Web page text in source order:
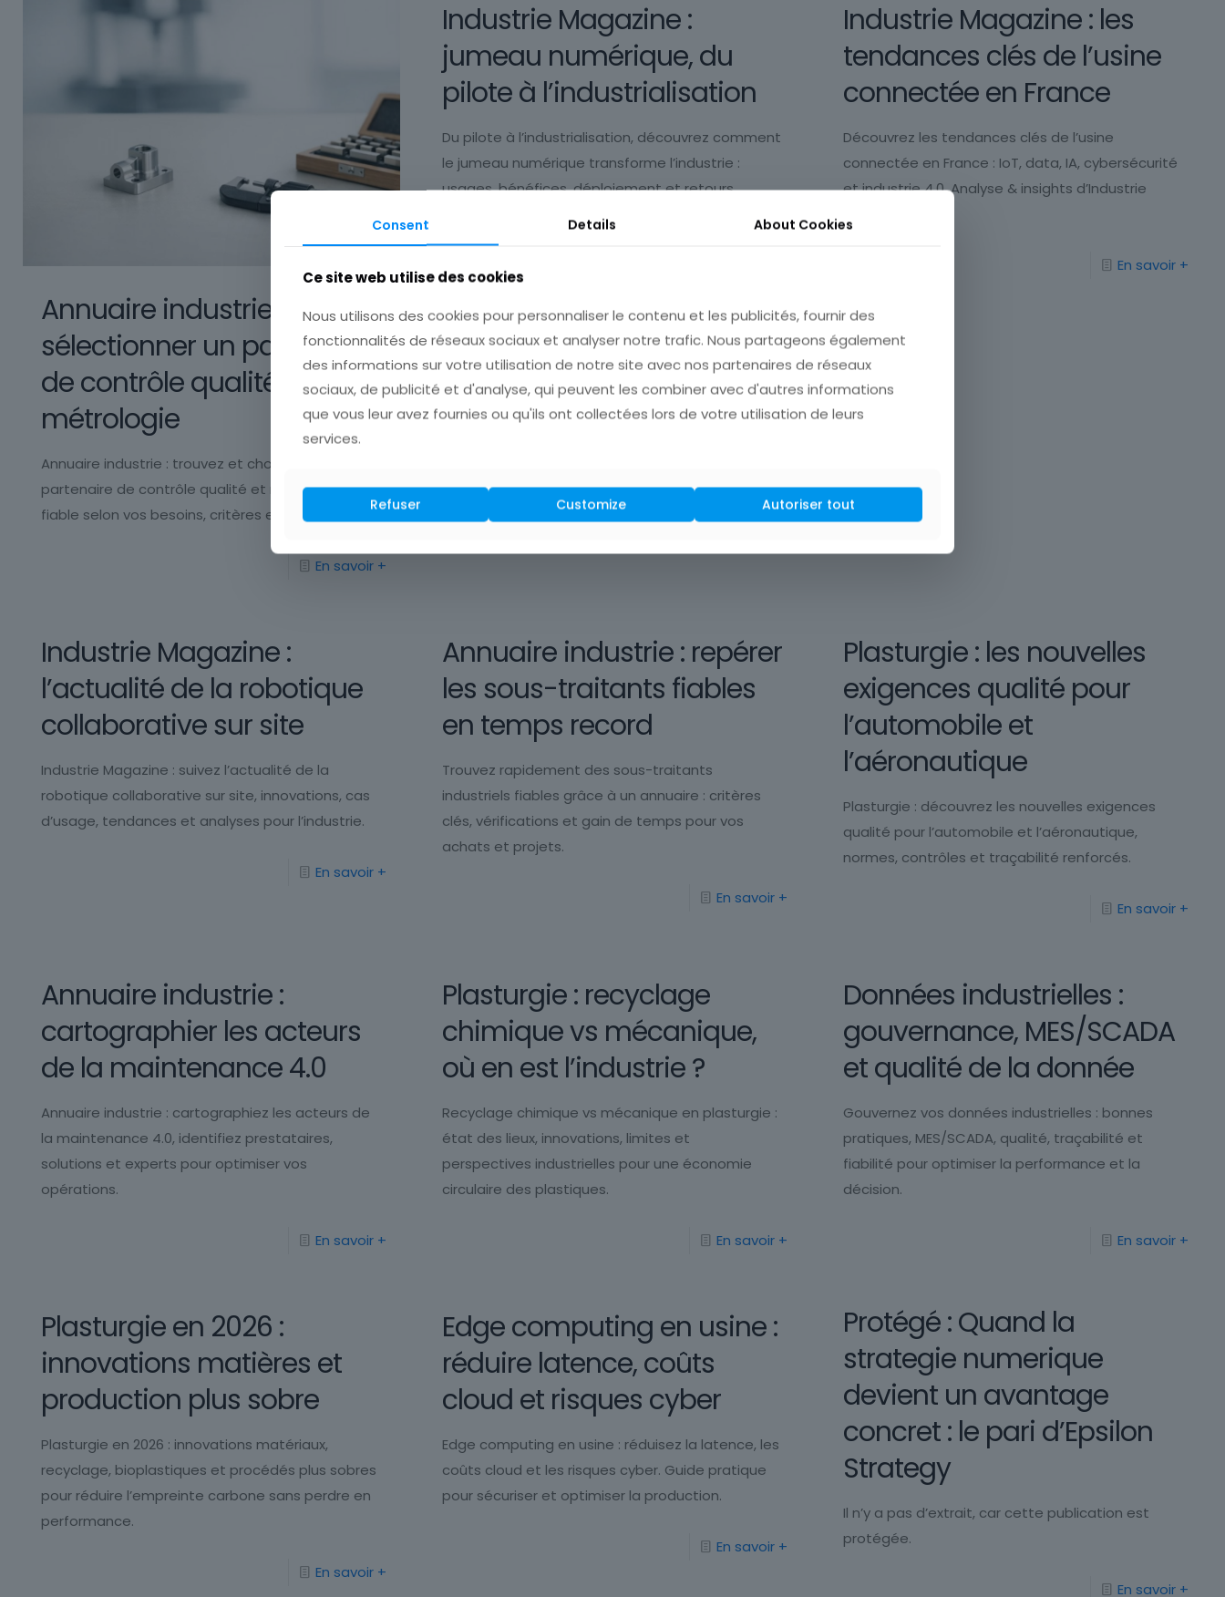
Annuaire industrie :
sélectionner un partenaire
de contrôle qualité et
métrologie
Annuaire industrie : trouvez et choisissez un
partenaire de contrôle qualité et métrologie
fiable selon vos besoins, critères et certifications.
En savoir +
Industrie Magazine :
jumeau numérique, du
pilote à l’industrialisation
Du pilote à l’industrialisation, découvrez comment
le jumeau numérique transforme l’industrie :
usages, bénéfices, déploiement et retours
Industrie Magazine : les
tendances clés de l’usine
connectée en France
Découvrez les tendances clés de l’usine
connectée en France : IoT, data, IA, cybersécurité
et industrie 4.0. Analyse & insights d’Industrie
En savoir +
Industrie Magazine :
l’actualité de la robotique
collaborative sur site
Industrie Magazine : suivez l’actualité de la
robotique collaborative sur site, innovations, cas
d’usage, tendances et analyses pour l’industrie.
En savoir +
Annuaire industrie : repérer
les sous-traitants fiables
en temps record
Trouvez rapidement des sous-traitants
industriels fiables grâce à un annuaire : critères
clés, vérifications et gain de temps pour vos
achats et projets.
En savoir +
Plasturgie : les nouvelles
exigences qualité pour
l’automobile et
l’aéronautique
Plasturgie : découvrez les nouvelles exigences
qualité pour l’automobile et l’aéronautique,
normes, contrôles et traçabilité renforcés.
En savoir +
Annuaire industrie :
cartographier les acteurs
de la maintenance 4.0
Annuaire industrie : cartographiez les acteurs de
la maintenance 4.0, identifiez prestataires,
solutions et experts pour optimiser vos
opérations.
En savoir +
Plasturgie : recyclage
chimique vs mécanique,
où en est l’industrie ?
Recyclage chimique vs mécanique en plasturgie :
état des lieux, innovations, limites et
perspectives industrielles pour une économie
circulaire des plastiques.
En savoir +
Données industrielles :
gouvernance, MES/SCADA
et qualité de la donnée
Gouvernez vos données industrielles : bonnes
pratiques, MES/SCADA, qualité, traçabilité et
fiabilité pour optimiser la performance et la
décision.
En savoir +
Plasturgie en 2026 :
innovations matières et
production plus sobre
Plasturgie en 2026 : innovations matériaux,
recyclage, bioplastiques et procédés plus sobres
pour réduire l’empreinte carbone sans perdre en
performance.
En savoir +
Edge computing en usine :
réduire latence, coûts
cloud et risques cyber
Edge computing en usine : réduisez la latence, les
coûts cloud et les risques cyber. Guide pratique
pour sécuriser et optimiser la production.
En savoir +
Protégé : Quand la
strategie numerique
devient un avantage
concret : le pari d’Epsilon
Strategy
Il n’y a pas d’extrait, car cette publication est
protégée.
En savoir +
Consent Details About Cookies
Ce site web utilise des cookies
Nous utilisons des cookies pour personnaliser le contenu et les publicités, fournir des
fonctionnalités de réseaux sociaux et analyser notre trafic. Nous partageons également
des informations sur votre utilisation de notre site avec nos partenaires de réseaux
sociaux, de publicité et d'analyse, qui peuvent les combiner avec d'autres informations
que vous leur avez fournies ou qu'ils ont collectées lors de votre utilisation de leurs
services.
Refuser Customize Autoriser tout